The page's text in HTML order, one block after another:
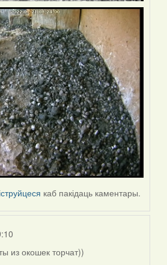
каб пакідаць каментары.
из окошек торчат))